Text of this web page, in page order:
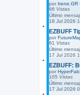
por Irene.GR
86 Vistas
Último
18 Jul 2026
EZBUFF
por
81 Vistas
Último
17 Jul 2026
EZBUFF:
por
105 Vistas
Último
17 Jul 2026